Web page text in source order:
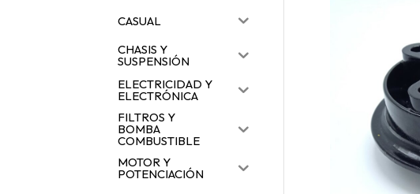
CASUAL
CHASIS Y
SUSPENSIÓN
ELECTRICIDAD Y
ELECTRÓNICA
FILTROS Y
BOMBA
COMBUSTIBLE
MOTOR Y
POTENCIACIÓN